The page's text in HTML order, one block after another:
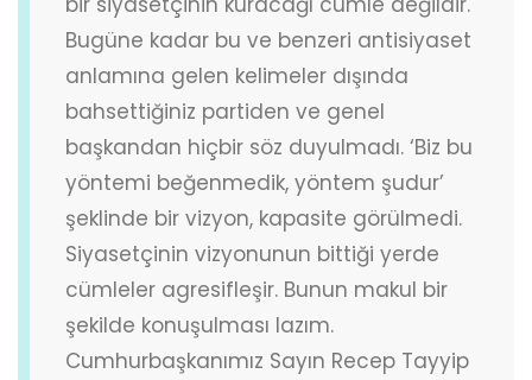
Bugüne kadar bu ve benzeri antisiyaset
anlamına gelen kelimeler dışında
bahsettiğiniz partiden ve genel
başkandan hiçbir söz duyulmadı. ‘Biz bu
yöntemi beğenmedik, yöntem şudur’
şeklinde bir vizyon, kapasite görülmedi.
Siyasetçinin vizyonunun bittiği yerde
cümleler agresifleşir. Bunun makul bir
şekilde konuşulması lazım.
Cumhurbaşkanımız Sayın Recep Tayyip